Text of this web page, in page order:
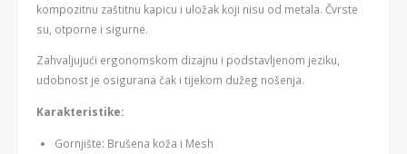
kompozitnu zaštitnu kapicu i uložak koji nisu od metala. Čvrste
su, otporne i sigurne.
Zahvaljujući ergonomskom dizajnu i podstavljenom jeziku,
udobnost je osigurana čak i tijekom dužeg nošenja.
Karakteristike:
Gornjište: Brušena koža i Mesh